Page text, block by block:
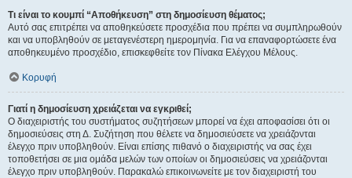
Τι είναι το κουμπί “Αποθήκευση” στη δημοσίευση θέματος;
Αυτό σας επιτρέπει να αποθηκεύσετε προσχέδια που πρέπει να συμπληρωθούν
και να υποβληθούν σε μεταγενέστερη ημερομηνία. Για να επαναφορτώσετε ένα
αποθηκευμένο προσχέδιο, επισκεφθείτε τον Πίνακα Ελέγχου Μέλους.
Κορυφή
Γιατί η δημοσίευση χρειάζεται να εγκριθεί;
Ο διαχειριστής του συστήματος συζητήσεων μπορεί να έχει αποφασίσει ότι οι
δημοσιεύσεις στη Δ. Συζήτηση που θέλετε να δημοσιεύσετε να χρειάζονται
έλεγχο πριν υποβληθούν. Είναι επίσης πιθανό ο διαχειριστής να σας έχει
τοποθετήσει σε μια ομάδα μελών των οποίων οι δημοσιεύσεις να χρειάζονται
έλεγχο πριν υποβληθούν. Παρακαλώ επικοινωνείτε με τον διαχειριστή του